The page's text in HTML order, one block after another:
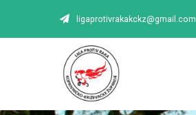
ligaprotivrakakckz@gmail.com